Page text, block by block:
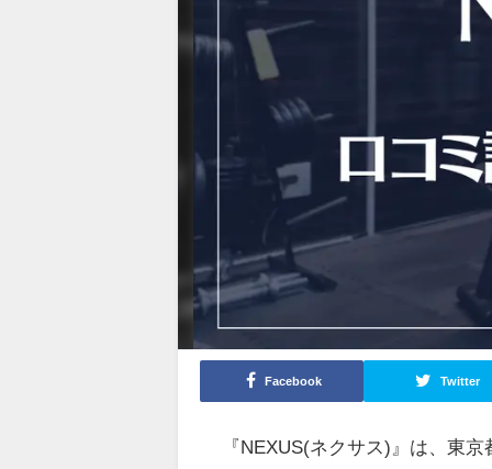
Facebook Twitter
『NEXUS(ネクサス)』は、東